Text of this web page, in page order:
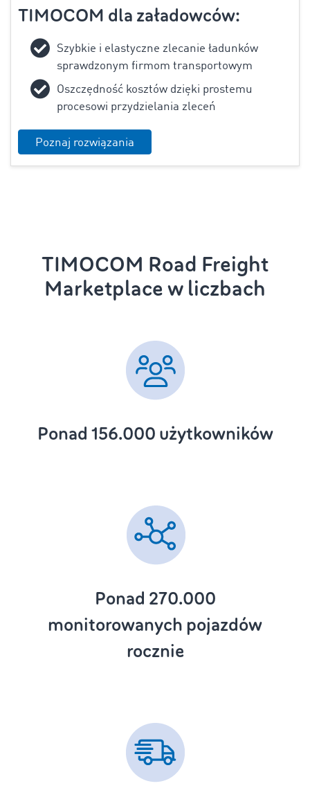
TIMOCOM dla załadowców:
Szybkie i elastyczne zlecanie ładunków
sprawdzonym firmom transportowym
Oszczędność kosztów dzięki prostemu
procesowi przydzielania zleceń
Poznaj rozwiązania
TIMOCOM Road Freight
Marketplace w liczbach
Ponad 156.000 użytkowników
Ponad 270.000
monitorowanych pojazdów
rocznie